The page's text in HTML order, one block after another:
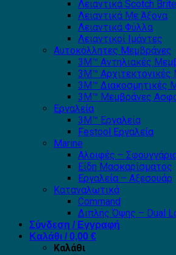
Λειαντικά Scotch Brite
Λειαντικά Με Άξονα
Λειαντικά Φύλλα
Λειαντικοί Ιμάντες
Αυτοκόλλητες Μεμβράνες
3Μ™ Αντηλιακές
3Μ™ Αρχιτεκτονικές
3Μ™ Διακοσμητικές
3Μ™ Μεμβράνες
Εργαλεία
3Μ™ Εργαλεία
Festool Εργαλεία
Marine
Αλοιφές –
Είδη Μασκαρίσματος
Εργαλεία – Αξεσουάρ
Καταναλωτικά
Command
Διπλής Όψης – Dual
Σύνδεση / Εγγραφή
Καλάθι / 0,00 €
Καλάθι